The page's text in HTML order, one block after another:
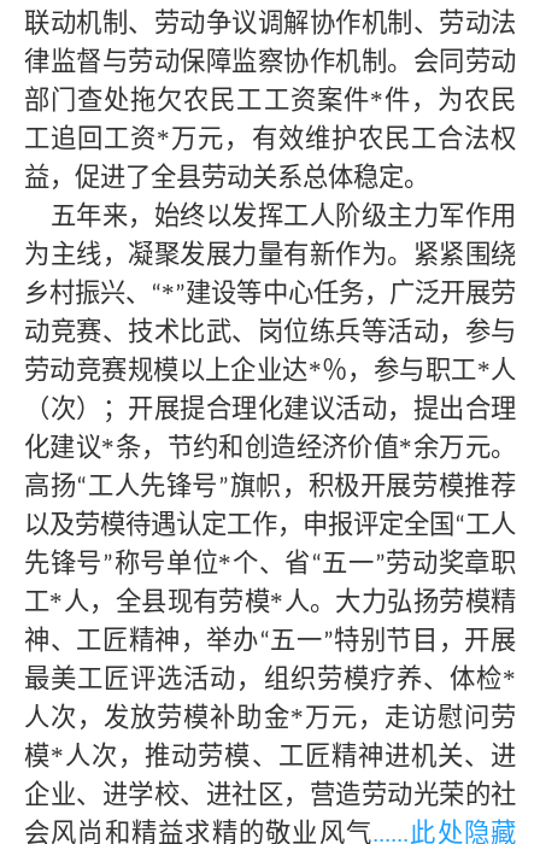
联动机制、劳动争议调解协作机制、劳动法
律监督与劳动保障监察协作机制。会同劳动
部门查处拖欠农民工工资案件*件，为农民
工追回工资*万元，有效维护农民工合法权
益，促进了全县劳动关系总体稳定。
五年来，始终以发挥工人阶级主力军作用
为主线，凝聚发展力量有新作为。紧紧围绕
乡村振兴、
“*”建设等中心任务，广泛开展劳
动竞赛、技术比武、岗位练兵等活动，参与
劳动竞赛规模以上企业达*％，参与职工*人
（次）；开展提合理化建议活动，提出合理
化建议*条，节约和创造经济价值*余万元。
高扬“工人先锋号”旗帜，积极开展劳模推荐
以及劳模待遇认定工作，申报评定全国 “工人
先锋号”称号单位*个、省“五一”劳动奖章职
工*人，全县现有劳模*人。大力弘扬劳模精
神、工匠精神，举办“五一”特别节目，开展
最美工匠评选活动，组织劳模疗养、体检*
人次，发放劳模补助金*万元，走访慰问劳
模*人次，推动劳模、工匠精神进机关、进
企业、进学校、进社区，营造劳动光荣的社
会风尚和精益求精的敬业风气......此处隐藏